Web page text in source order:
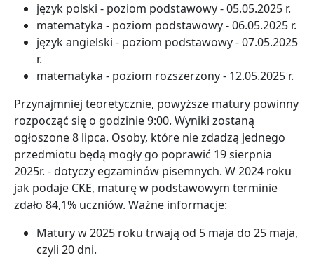
język polski - poziom podstawowy - 05.05.2025 r.
matematyka - poziom podstawowy - 06.05.2025 r.
język angielski - poziom podstawowy - 07.05.2025
r.
matematyka - poziom rozszerzony - 12.05.2025 r.
Przynajmniej teoretycznie, powyższe matury powinny
rozpocząć się o godzinie 9:00. Wyniki zostaną
ogłoszone 8 lipca. Osoby, które nie zdadzą jednego
przedmiotu będą mogły go poprawić 19 sierpnia
2025r. - dotyczy egzaminów pisemnych. W 2024 roku
jak podaje CKE, maturę w podstawowym terminie
zdało 84,1% uczniów. Ważne informacje:
Matury w 2025 roku trwają od 5 maja do 25 maja,
czyli 20 dni.